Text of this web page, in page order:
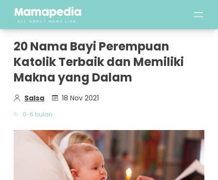
20 Nama Bayi Perempuan
Katolik Terbaik dan Memiliki
Makna yang Dalam
Salsa 18 Nov 2021
0-6 bulan